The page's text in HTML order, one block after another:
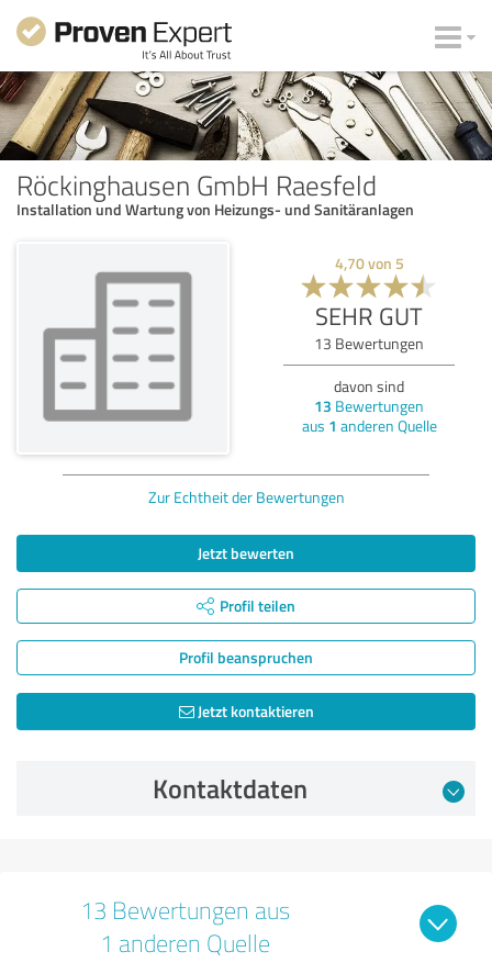
Röckinghausen GmbH Raesfeld
Installation und Wartung von Heizungs- und Sanitäranlagen
4,70von 5
SEHR GUT
13 Bewertungen
davon sind
13 Bewertungen
aus 1 anderen Quelle
Zur Echtheit der Bewertungen
Jetzt bewerten
Profil teilen
Profil beanspruchen
Jetzt kontaktieren
Kontaktdaten
13 Bewertungen aus
1 anderen Quelle